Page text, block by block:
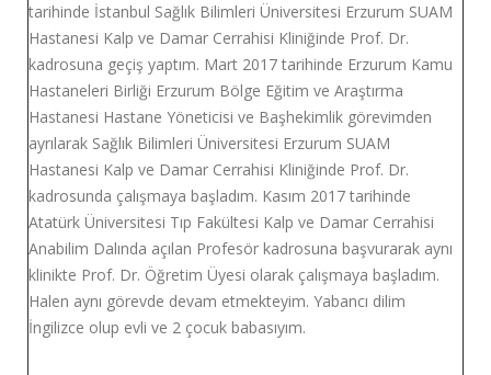
tarihinde İstanbul Sağlık Bilimleri Üniversitesi Erzurum SUAM
Hastanesi Kalp ve Damar Cerrahisi Kliniğinde Prof. Dr.
kadrosuna geçiş yaptım. Mart 2017 tarihinde Erzurum Kamu
Hastaneleri Birliği Erzurum Bölge Eğitim ve Araştırma
Hastanesi Hastane Yöneticisi ve Başhekimlik görevimden
ayrılarak Sağlık Bilimleri Üniversitesi Erzurum SUAM
Hastanesi Kalp ve Damar Cerrahisi Kliniğinde Prof. Dr.
kadrosunda çalışmaya başladım. Kasım 2017 tarihinde
Atatürk Üniversitesi Tıp Fakültesi Kalp ve Damar Cerrahisi
Anabilim Dalında açılan Profesör kadrosuna başvurarak aynı
klinikte Prof. Dr. Öğretim Üyesi olarak çalışmaya başladım.
Halen aynı görevde devam etmekteyim. Yabancı dilim
İngilizce olup evli ve 2 çocuk babasıyım.